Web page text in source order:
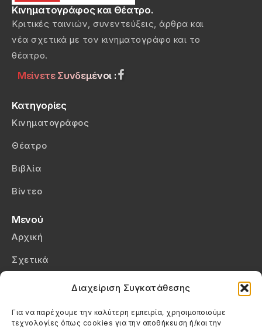
Διαχείριση Συγκατάθεσης
Για να παρέχουμε την καλύτερη εμπειρία, χρησιμοποιούμε
τεχνολογίες όπως cookies για την αποθήκευση ή/και την
Κινηματογράφος και Θέατρο.
Κριτικές ταινιών, συνεντεύξεις, άρθρα και
νέα σχετικά με τον κινηματογράφο και το
θέατρο.
Μείνετε Συνδεμένοι :
Κατηγορίες
Κινηματογράφος
Θέατρο
Βιβλία
Βίντεο
Μενού
Αρχική
Σχετικά